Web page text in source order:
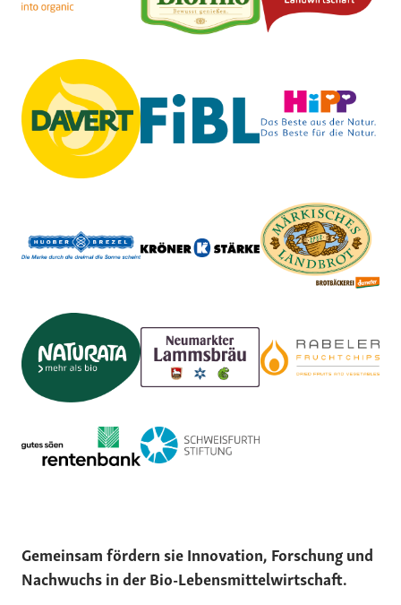
Gemeinsam fördern sie Innovation, Forschung und
Nachwuchs in der Bio-Lebensmittelwirtschaft.